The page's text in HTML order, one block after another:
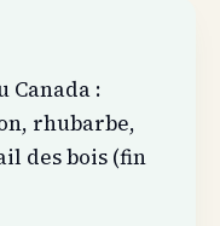
Canada :
rhubarbe,
des bois (fin